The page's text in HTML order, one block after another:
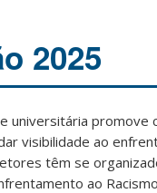
2025
universitária
visibilidade ao
têm se
ao